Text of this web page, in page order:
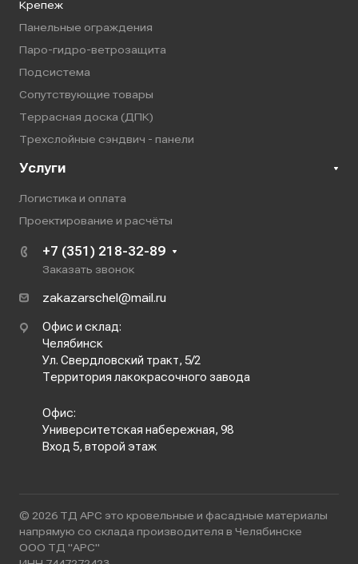
Крепеж
Панельные ограждения
Паро-гидро-ветрозащита
Подсистема
Сопутствующие товары
Террасная доска (ДПК)
Трехслойные сэндвич - панели
Услуги
Логистика и оплата
Проектирование и расчёты
+7 (351) 218-32-89
Заказать звонок
zakazarschel@mail.ru
Офис и склад:
Челябинск
Ул. Свердловский тракт, 5/2
Территория лакокрасочного завода
Офис:
Университетская набережная, 98
Вход 5, второй этаж
© 2026 ТД АРС это кровельные и фасадные материалы
напрямую со склада производителя в Челябинске
ООО ТД "АРС"